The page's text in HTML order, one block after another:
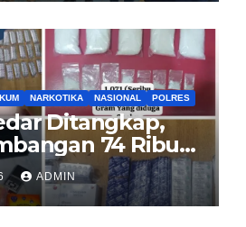
NARKOTIKA NASIONAL POLRES
Ditangkap,
74 Ribu
Sabu Hingga
Etomidate
ADMIN